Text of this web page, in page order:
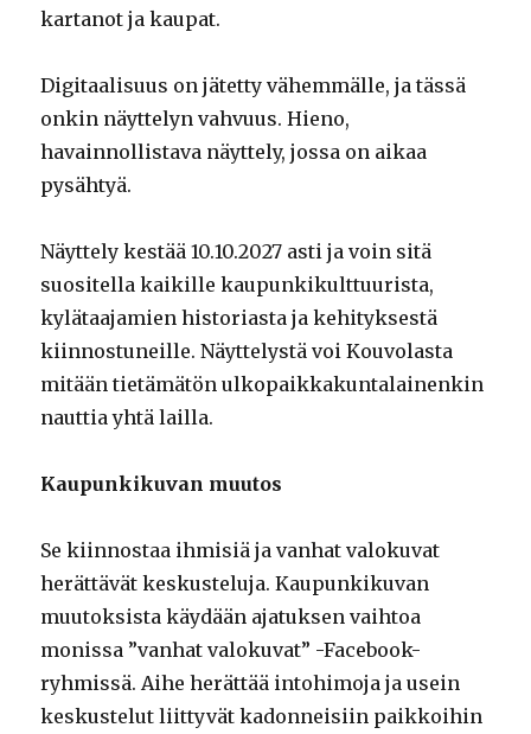
kartanot ja kaupat.
Digitaalisuus on jätetty vähemmälle, ja tässä
onkin näyttelyn vahvuus. Hieno,
havainnollistava näyttely, jossa on aikaa
pysähtyä.
Näyttely kestää 10.10.2027 asti ja voin sitä
suositella kaikille kaupunkikulttuurista,
kylätaajamien historiasta ja kehityksestä
kiinnostuneille. Näyttelystä voi Kouvolasta
mitään tietämätön ulkopaikkakuntalainenkin
nauttia yhtä lailla.
Kaupunkikuvan muutos
Se kiinnostaa ihmisiä ja vanhat valokuvat
herättävät keskusteluja. Kaupunkikuvan
muutoksista käydään ajatuksen vaihtoa
monissa ”vanhat valokuvat” -Facebook-
ryhmissä. Aihe herättää intohimoja ja usein
keskustelut liittyvät kadonneisiin paikkoihin